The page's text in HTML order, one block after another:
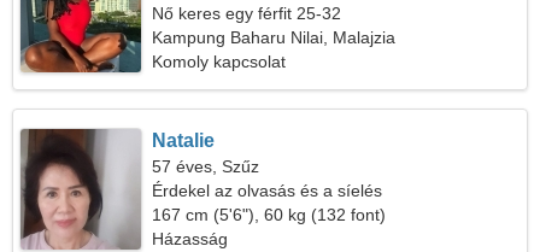
Nő keres egy férfit 25-32
Kampung Baharu Nilai, Malajzia
Komoly kapcsolat
Natalie
57 éves, Szűz
Érdekel az olvasás és a síelés
167 cm (5'6"), 60 kg (132 font)
Házasság